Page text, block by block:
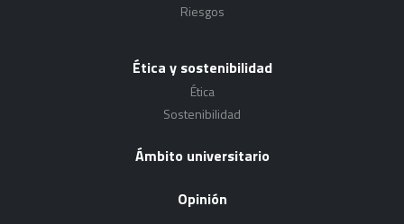
Riesgos
Ética y sostenibilidad
Ética
Sostenibilidad
Ámbito universitario
Opinión